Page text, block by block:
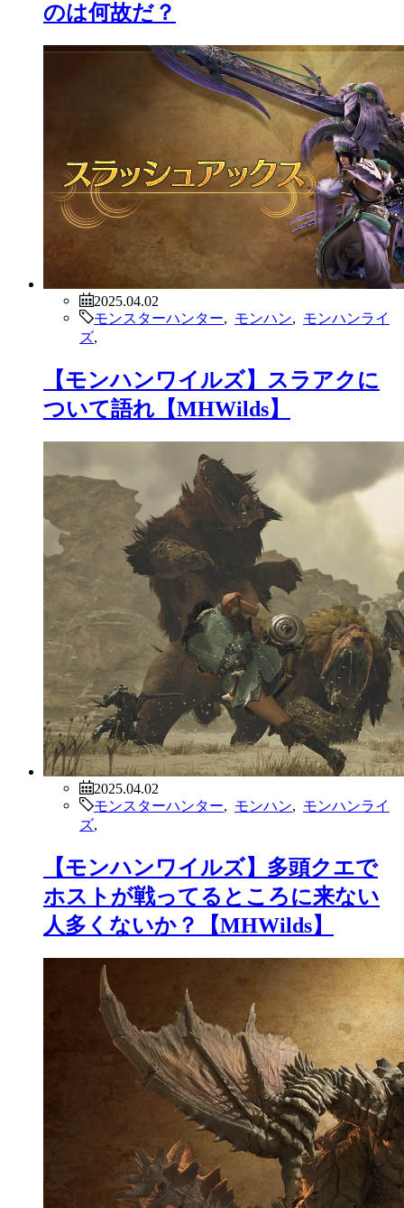
のは何故だ？
2025.04.02
モンスターハンター
モンハン
モンハンライ
ズ
【モンハンワイルズ】スラアクに
ついて語れ【MHWilds】
2025.04.02
モンスターハンター
モンハン
モンハンライ
ズ
【モンハンワイルズ】多頭クエで
ホストが戦ってるところに来ない
人多くないか？【MHWilds】